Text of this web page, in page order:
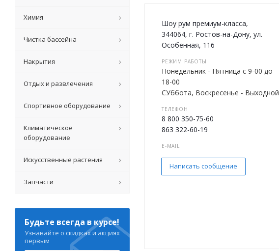
Шоу рум премиум-класса,
344064, г. Ростов-на-Дону, ул.
Особенная, 116
РЕЖИМ РАБОТЫ
Понедельник - Пятница с 9-00 до
18-00
СУббота, Воскресенье - Выходной
ТЕЛЕФОН
8 800 350-75-60
863 322-60-19
E-MAIL
sale@kupibas.ru
Написать сообщение
Химия
Чистка бассейна
Накрытия
Отдых и развлечения
Спортивное оборудование
Климатическое
оборудование
Искусственные растения
Запчасти
Будьте всегда в курсе!
Узнавайте о скидках и акциях
первым